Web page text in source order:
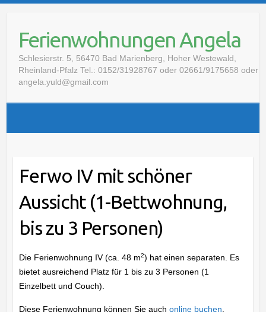
Ferienwohnungen Angela
Schlesierstr. 5, 56470 Bad Marienberg, Hoher Westewald,
Rheinland-Pfalz Tel.: 0152/31928767 oder 02661/9175658 oder
angela.yuld@gmail.com
Ferwo IV mit schöner
Aussicht (1-Bettwohnung,
bis zu 3 Personen)
Die Ferienwohnung IV (ca. 48 m2) hat einen separaten. Es
bietet ausreichend Platz für 1 bis zu 3 Personen (1
Einzelbett und Couch).
Diese Ferienwohnung können Sie auch online buchen